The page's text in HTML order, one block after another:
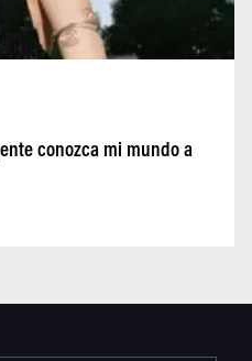
conozca mi mundo a